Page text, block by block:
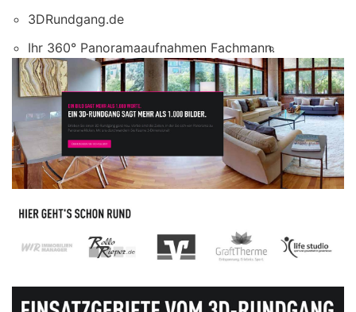
3DRundgang.de
Ihr 360° Panoramaaufnahmen Fachmann.